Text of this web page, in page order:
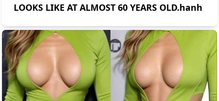
LOOKS LIKE AT ALMOST 60 YEARS OLD.hanh